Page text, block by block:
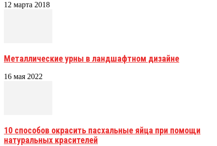
12 марта 2018
Металлические урны в ландшафтном дизайне
16 мая 2022
10 способов окрасить пасхальные яйца при помощи
натуральных красителей